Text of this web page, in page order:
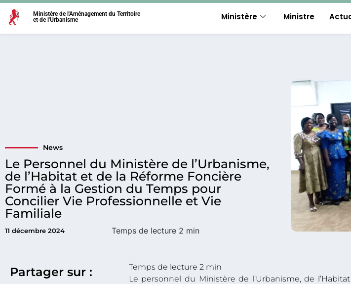
Ministère de l'Aménagement du Territoire
et de l'Urbanisme
Ministère Ministre
News
Le Personnel du Ministère de l’Urbanisme,
de l’Habitat et de la Réforme Foncière
Formé à la Gestion du Temps pour
Concilier Vie Professionnelle et Vie
Familiale
11 décembre 2024
Partager sur :
Le personnel du Ministère de l’Urbanisme, de